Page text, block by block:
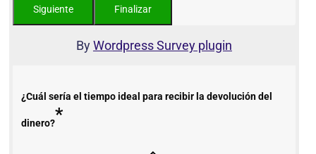
ByWordpress Survey plugin
¿Cuál sería el tiempo ideal para recibir la devolución del
dinero?*